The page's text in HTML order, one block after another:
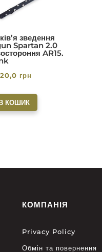
зведення
Spartan 2.0
AR15.
грн
КОШИК
КОМПАНІЯ
Privacy Policy
Обмін та повернення